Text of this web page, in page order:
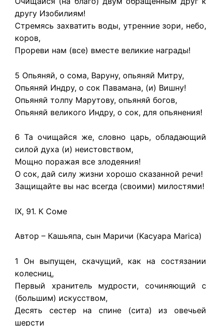
другу Изобилиям!
Стремясь захватить воды, утренние зори, небо,
коров,
Прореви нам (все) вместе великие награды!
5 Опьяняй, о сома, Варуну, опьяняй Митру,
Опьяняй Индру, о сок Павамана, (и) Вишну!
Опьяняй толпу Марутову, опьяняй богов,
Опьяняй великого Индру, о сок, для опьянения!
6 Та очищайся же, словно царь, обладающий
силой духа (и) неистовством,
Мощно поражая все злодеяния!
О сок, дай силу жизни хорошо сказанной речи!
Защищайте вы нас всегда (своими) милостями!
IX, 91. К Соме
Автор – Кашьяпа, сын Маричи (Kacyapa Marica)
1 Он выпущен, скачущий, как на состязании
колесниц,
Первый хранитель мудрости, сочиняющий с
(большим) искусством,
Десять сестер на спине (сита) из овечьей
шерсти